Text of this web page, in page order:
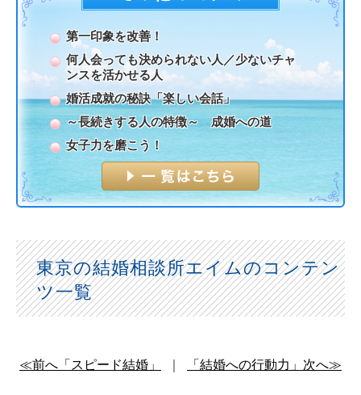
第一印象を改善！
何人会っても決められない人／少ないチャ
ンスを活かせる人
婚活成就の秘訣「楽しい会話」
～長続きする人の特徴～ 成婚への道
女子力を磨こう！
東京の結婚相談所エイムのコンテン
ツ一覧
≪前へ「スピード結婚」 「結婚への行動力」次へ≫